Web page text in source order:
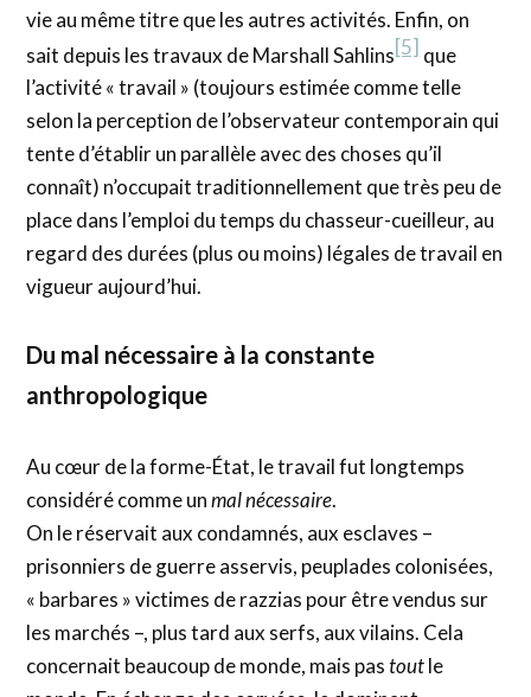
vie au même titre que les autres activités. Enfin, on
sait depuis les travaux de Marshall Sahlins[5]que
l’activité « travail » (toujours estimée comme telle
selon la perception de l’observateur contemporain qui
tente d’établir un parallèle avec des choses qu’il
connaît) n’occupait traditionnellement que très peu de
place dans l’emploi du temps du chasseur-cueilleur, au
regard des durées (plus ou moins) légales de travail en
vigueur aujourd’hui.
Du mal nécessaire à la constante
anthropologique
Au cœur de la forme-État, le travail fut longtemps
considéré comme unmal nécessaire.
On le réservait aux condamnés, aux esclaves –
prisonniers de guerre asservis, peuplades colonisées,
« barbares » victimes de razzias pour être vendus sur
les marchés –, plus tard aux serfs, aux vilains. Cela
concernait beaucoup de monde, mais pastoutle